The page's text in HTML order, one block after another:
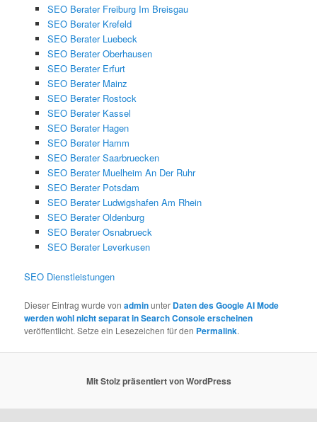
SEO Berater Freiburg Im Breisgau
SEO Berater Krefeld
SEO Berater Luebeck
SEO Berater Oberhausen
SEO Berater Erfurt
SEO Berater Mainz
SEO Berater Rostock
SEO Berater Kassel
SEO Berater Hagen
SEO Berater Hamm
SEO Berater Saarbruecken
SEO Berater Muelheim An Der Ruhr
SEO Berater Potsdam
SEO Berater Ludwigshafen Am Rhein
SEO Berater Oldenburg
SEO Berater Osnabrueck
SEO Berater Leverkusen
SEO Dienstleistungen
Dieser Eintrag wurde vonadminunter Daten des Google AI Mode
werden wohl nicht separat in Search Console erscheinen
veröffentlicht. Setze ein Lesezeichen für den Permalink.
Mit Stolz präsentiert von WordPress